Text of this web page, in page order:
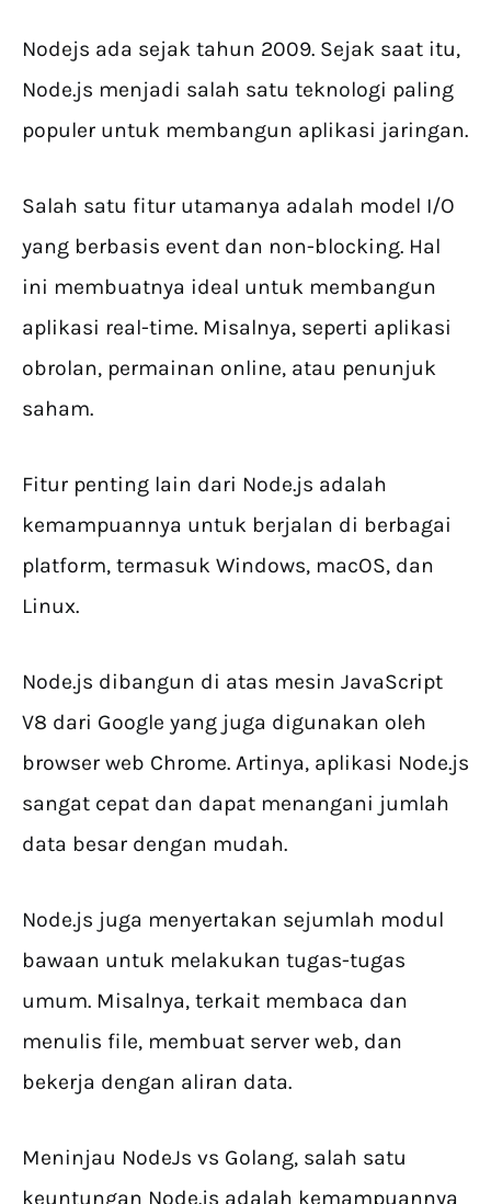
Nodejs ada sejak tahun 2009. Sejak saat itu,
Node.js menjadi salah satu teknologi paling
populer untuk membangun aplikasi jaringan.
Salah satu fitur utamanya adalah model I/O
yang berbasis event dan non-blocking. Hal
ini membuatnya ideal untuk membangun
aplikasi real-time. Misalnya, seperti aplikasi
obrolan, permainan online, atau penunjuk
saham.
Fitur penting lain dari Node.js adalah
kemampuannya untuk berjalan di berbagai
platform, termasuk Windows, macOS, dan
Linux.
Node.js dibangun di atas mesin JavaScript
V8 dari Google yang juga digunakan oleh
browser web Chrome. Artinya, aplikasi Node.js
sangat cepat dan dapat menangani jumlah
data besar dengan mudah.
Node.js juga menyertakan sejumlah modul
bawaan untuk melakukan tugas-tugas
umum. Misalnya, terkait membaca dan
menulis file, membuat server web, dan
bekerja dengan aliran data.
Meninjau NodeJs vs Golang, salah satu
keuntungan Node.js adalah kemampuannya